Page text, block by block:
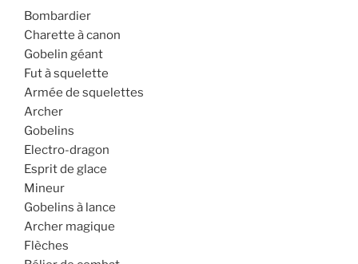
Bombardier
Charette à canon
Gobelin géant
Fut à squelette
Armée de squelettes
Archer
Gobelins
Electro-dragon
Esprit de glace
Mineur
Gobelins à lance
Archer magique
Flèches